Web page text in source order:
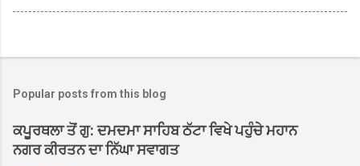
Popular posts from this blog
ਕਪੂਰਥਲਾ ਤੋਂ ਗੁ: ਦਮਦਮਾ ਸਾਹਿਬ ਠੱਟਾ ਵਿਖੇ ਪਹੁੰਚੇ ਮਹਾਨ
ਨਗਰ ਕੀਰਤਨ ਦਾ ਨਿੱਘਾ ਸਵਾਗਤ